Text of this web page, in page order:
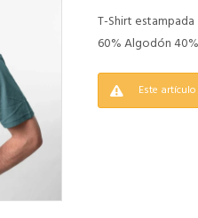
T-Shirt estampada
60% Algodón
Este